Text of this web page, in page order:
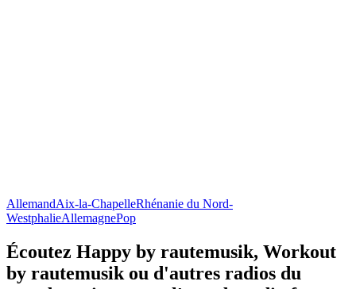
AllemandAix-la-ChapelleRhénanie du Nord-
WestphalieAllemagnePop
Écoutez Happy by rautemusik, Workout
by rautemusik ou d'autres radios du